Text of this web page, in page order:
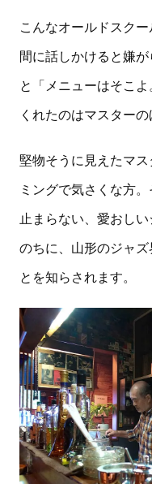
こんなオールドスク
間に話しかけると嫌
と「メニューはそこ
くれたのはマスターの
堅物そうに見えたマ
ミングで気さくな方
止まらない、愛おしい
のちに、山形のジャ
とを知らされます。